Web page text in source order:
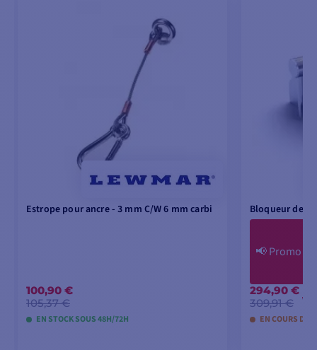
Estrope pour ancre - 3 mm C/W 6 mm carbi
100,90 €
105,37 €
EN STOCK SOUS 48H/72H
Bloqueur de
📢Promo
294,90 €
309,91 €
EN COURS DE